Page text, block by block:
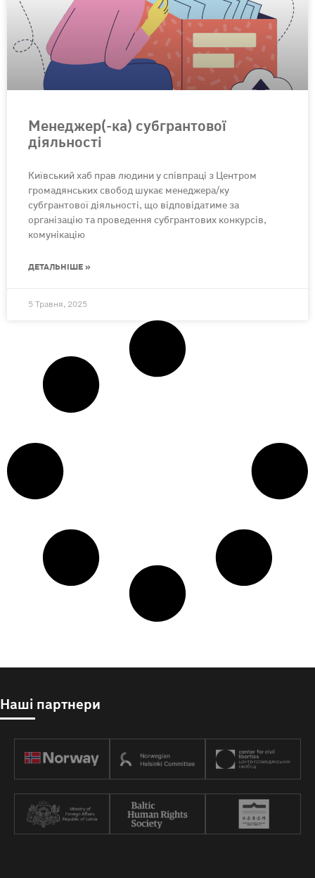
Менеджер(-ка) субгрантової
діяльності
Київський хаб прав людини у співпраці з Центром
громадянських свобод шукає менеджера/ку
субгрантової діяльності, що відповідатиме за
організацію та проведення субгрантових конкурсів,
комунікацію
ДЕТАЛЬНІШЕ »
5 Травня, 2025
Наші партнери